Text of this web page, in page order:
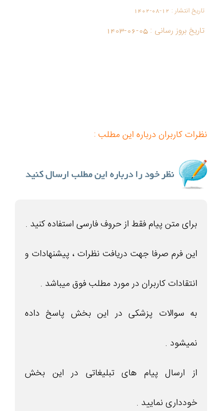
تاریخ انتشار : 1402-08-12
تاریخ بروز رسانی : 1403-06-05
نظرات کاربران درباره این مطلب :
برای متن پیام فقط از حروف فارسی استفاده کنید .
این فرم صرفا جهت دریافت نظرات ، پیشنهادات و
انتقادات کاربران در مورد مطلب فوق میباشد .
به سوالات پزشکی در این بخش پاسخ داده
نمیشود .
از ارسال پیام های تبلیغاتی در این بخش
خودداری نمایید .